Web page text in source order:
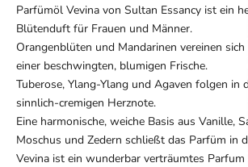
Parfümöl Vevina von Sultan Essancy ist ein
Blütenduft für Frauen und Männer.
Orangenblüten und Mandarinen vereinen
einer beschwingten, blumigen Frische.
Tuberose, Ylang-Ylang und Agaven folgen in
sinnlich-cremigen Herznote.
Eine harmonische, weiche Basis aus Vanille,
Moschus und Zedern schließt das Parfüm in
Vevina ist ein wunderbar verträumtes